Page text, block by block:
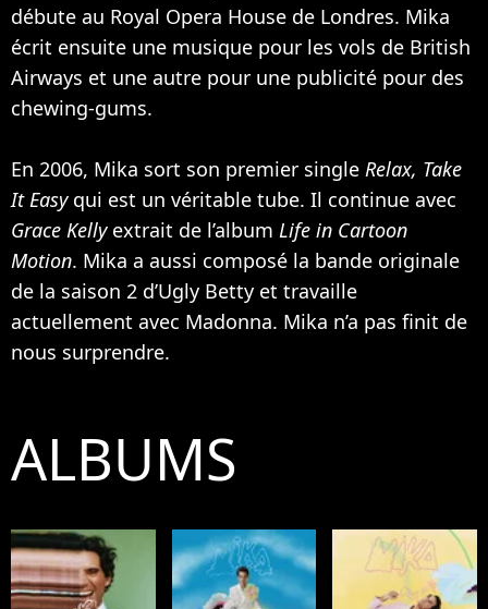
débute au Royal Opera House de Londres. Mika
écrit ensuite une musique pour les vols de British
Airways et une autre pour une publicité pour des
chewing-gums.
En 2006, Mika sort son premier single Relax, Take
It Easyqui est un véritable tube. Il continue avec
Grace Kellyextrait de l’album Life in Cartoon
Motion. Mika a aussi composé la bande originale
de la saison 2 d’Ugly Betty et travaille
actuellement avec Madonna. Mika n’a pas finit de
nous surprendre.
ALBUMS